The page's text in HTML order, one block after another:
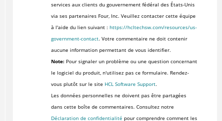
services aux clients du gouvernement fédéral des États-Unis
via ses partenaires Four, Inc. Veuillez contacter cette équipe
à l'aide du lien suivant : https://hcltechsw.com/resources/us-
government-contact. Votre commentaire ne doit contenir
aucune information permettant de vous identifier.
Note:Pour signaler un problème ou une question concernant
le logiciel du produit, n'utilisez pas ce formulaire. Rendez-
vous plutôt sur le site HCL Software Support.
Les données personnelles ne doivent pas être partagées
dans cette boîte de commentaires. Consultez notre
Déclaration de confidentialité pour comprendre comment les